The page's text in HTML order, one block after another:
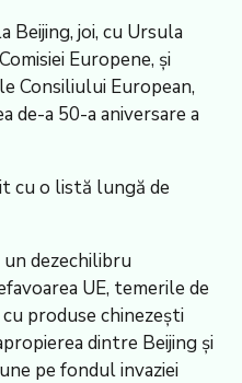
Beijing, joi, cu Ursula
Europene, și
Consiliului European,
de-a 50-a aniversare a
cu o listă lungă de
dezechilibru
UE, temerile de
produse chinezești
dintre Beijing și
pe fondul invaziei